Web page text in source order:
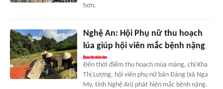
hơn.
Nghệ An: Hội Phụ nữ thu hoạch
lúa giúp hội viên mắc bệnh nặng
Đến thời điểm thu hoạch mùa màng, chị Kha
Thị Lượng, hội viên phụ nữ bản Đàng (xã Nga
My, tỉnh Nghệ An) phát hiện mắc bệnh nặng.